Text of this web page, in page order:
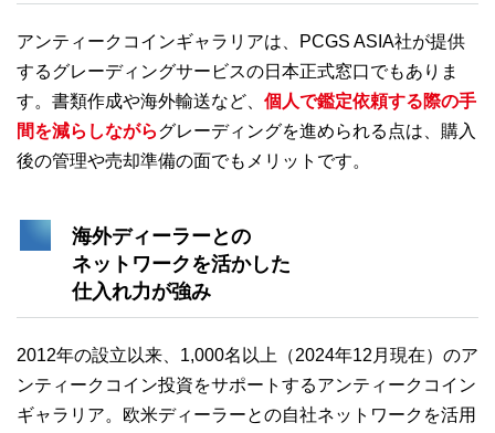
アンティークコインギャラリアは、PCGS ASIA社が提供
するグレーディングサービスの日本正式窓口でもありま
す。書類作成や海外輸送など、 個人で鑑定依頼する際の手
間を減らしながらグレーディングを進められる点は、購入
後の管理や売却準備の面でもメリットです。
海外ディーラーとの
ネットワークを活かした
仕入れ力が強み
2012年の設立以来、1,000名以上（2024年12月現在）のア
ンティークコイン投資をサポートするアンティークコイン
ギャラリア。欧米ディーラーとの自社ネットワークを活用